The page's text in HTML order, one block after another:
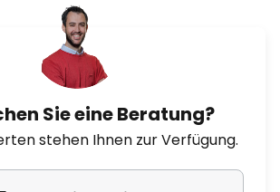
Sie eine Beratung?
stehen Ihnen zur Verfügung.